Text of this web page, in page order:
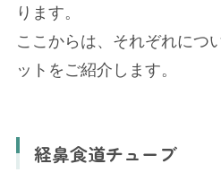
ります。
ここからは、それぞれにつ
ットをご紹介します。
経鼻食道チューブ